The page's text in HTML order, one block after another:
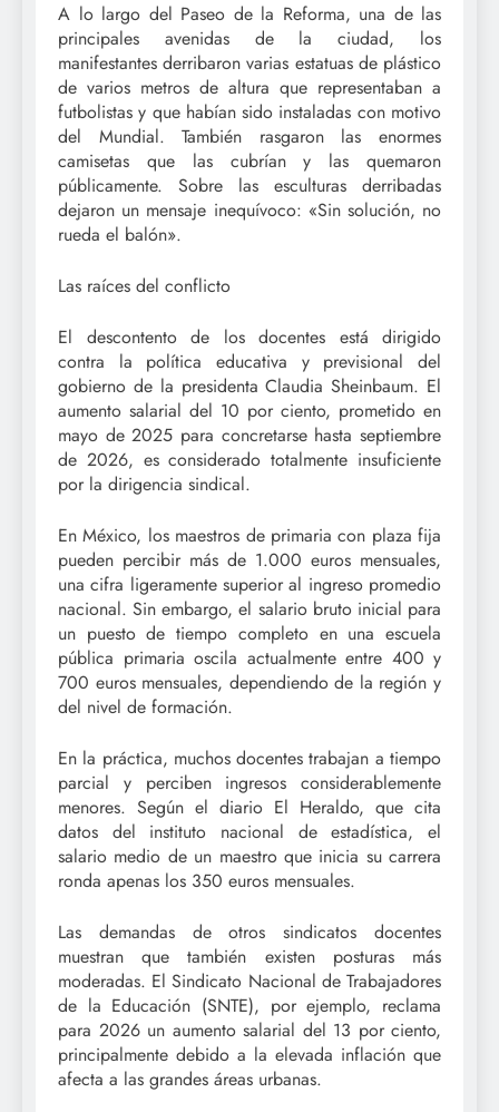
A lo largo del Paseo de la Reforma, una de las
principales avenidas de la ciudad, los
manifestantes derribaron varias estatuas de plástico
de varios metros de altura que representaban a
futbolistas y que habían sido instaladas con motivo
del Mundial. También rasgaron las enormes
camisetas que las cubrían y las quemaron
públicamente. Sobre las esculturas derribadas
dejaron un mensaje inequívoco: «Sin solución, no
rueda el balón».
Las raíces del conflicto
El descontento de los docentes está dirigido
contra la política educativa y previsional del
gobierno de la presidenta Claudia Sheinbaum. El
aumento salarial del 10 por ciento, prometido en
mayo de 2025 para concretarse hasta septiembre
de 2026, es considerado totalmente insuficiente
por la dirigencia sindical.
En México, los maestros de primaria con plaza fija
pueden percibir más de 1.000 euros mensuales,
una cifra ligeramente superior al ingreso promedio
nacional. Sin embargo, el salario bruto inicial para
un puesto de tiempo completo en una escuela
pública primaria oscila actualmente entre 400 y
700 euros mensuales, dependiendo de la región y
del nivel de formación.
En la práctica, muchos docentes trabajan a tiempo
parcial y perciben ingresos considerablemente
menores. Según el diario El Heraldo, que cita
datos del instituto nacional de estadística, el
salario medio de un maestro que inicia su carrera
ronda apenas los 350 euros mensuales.
Las demandas de otros sindicatos docentes
muestran que también existen posturas más
moderadas. El Sindicato Nacional de Trabajadores
de la Educación (SNTE), por ejemplo, reclama
para 2026 un aumento salarial del 13 por ciento,
principalmente debido a la elevada inflación que
afecta a las grandes áreas urbanas.